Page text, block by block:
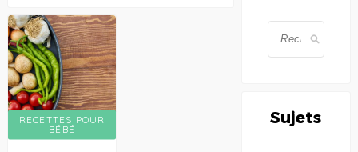
RECETTES POUR
BÉBÉ
Sujets